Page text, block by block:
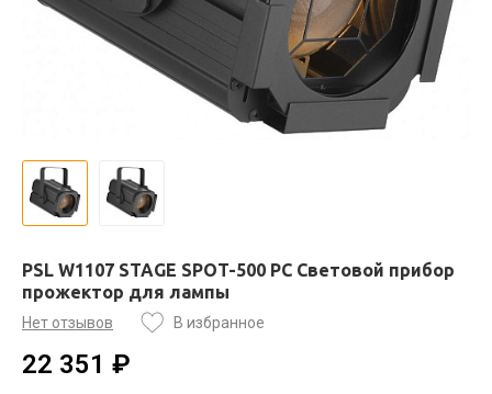
PSL W1107 STAGE SPOT-500 PC Световой прибор
прожектор для лампы
Нет отзывов В избранное
22 351 ₽